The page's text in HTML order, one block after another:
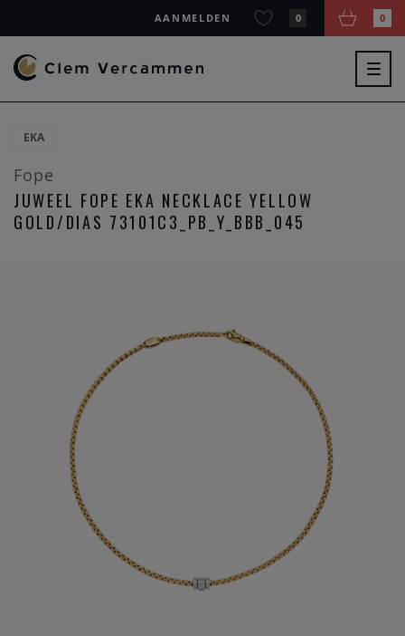
AANMELDEN 0 0
EKA
Fope
JUWEEL FOPE EKA NECKLACE YELLOW
GOLD/DIAS 73101C3_PB_Y_BBB_045